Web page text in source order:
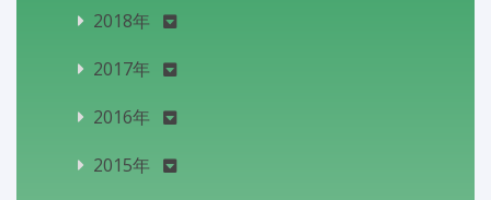
2018年
2017年
2016年
2015年